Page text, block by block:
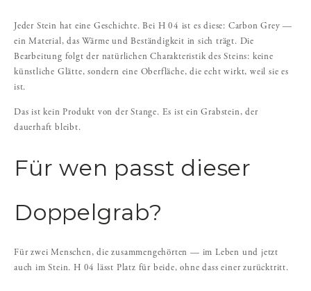
Jeder Stein hat eine Geschichte. Bei H 04 ist es diese: Carbon Grey —
ein Material, das Wärme und Beständigkeit in sich trägt. Die
Bearbeitung folgt der natürlichen Charakteristik des Steins: keine
künstliche Glätte, sondern eine Oberfläche, die echt wirkt, weil sie es
ist.
Das ist kein Produkt von der Stange. Es ist ein Grabstein, der
dauerhaft bleibt.
Für wen passt dieser
Doppelgrab?
Für zwei Menschen, die zusammengehörten — im Leben und jetzt
auch im Stein. H 04 lässt Platz für beide, ohne dass einer zurücktritt.